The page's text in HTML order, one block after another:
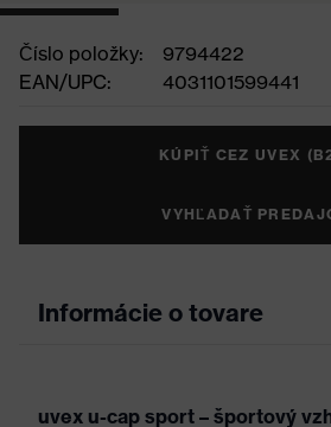
Číslo položky:
9794422
EAN/UPC:
4031101599441
KÚPIŤ CEZ UVEX
VYHĽADAŤ
Informácie o tovare
uvex u-cap sport – športový